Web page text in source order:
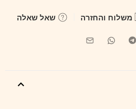
משלוח והחזרה שאל שאלה